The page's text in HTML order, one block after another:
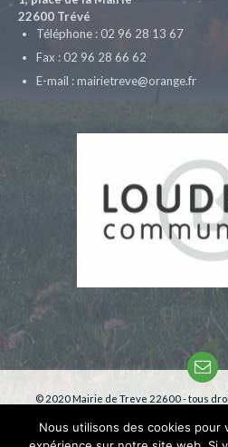
22600 Trévé
Téléphone : 02 96 28 13 67
Fax : 02 96 28 66 62
E-mail : mairietreve@orange.fr
© 2020 Mairie de Treve 22600 - tous
Nous utilisons des cookies pour